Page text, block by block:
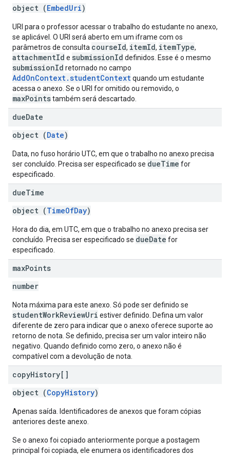
object (EmbedUri)
URI para o professor acessar o trabalho do estudante no anexo,
se aplicável. O URI será aberto em um iframe com os
parâmetros de consulta courseId, itemId, itemType,
attachmentId e submissionId definidos. Esse é o mesmo
submissionId retornado no campo
AddOnContext.studentContextquando um estudante
acessa o anexo. Se o URI for omitido ou removido, o
maxPointstambém será descartado.
dueDate
object (Date)
Data, no fuso horário UTC, em que o trabalho no anexo precisa
ser concluído. Precisa ser especificado se dueTime for
especificado.
dueTime
object (TimeOfDay)
Hora do dia, em UTC, em que o trabalho no anexo precisa ser
concluído. Precisa ser especificado se dueDate for
especificado.
maxPoints
number
Nota máxima para este anexo. Só pode ser definido se
studentWorkReviewUri estiver definido. Defina um valor
diferente de zero para indicar que o anexo oferece suporte ao
retorno de nota. Se definido, precisa ser um valor inteiro não
negativo. Quando definido como zero, o anexo não é
compatível com a devolução de nota.
copyHistory[]
object (CopyHistory)
Apenas saída. Identificadores de anexos que foram cópias
anteriores deste anexo.
Se o anexo foi copiado anteriormente porque a postagem
principal foi copiada, ele enumera os identificadores dos